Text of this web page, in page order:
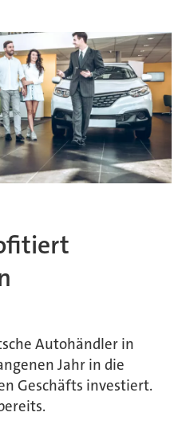
Autohändler in
Jahr in die
Geschäfts investiert.